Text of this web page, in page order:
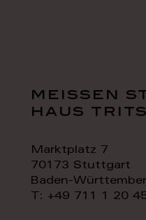
meissen
haus
Marktplatz 7
70173 Stuttgart
Baden-
T: +49 711 1 20